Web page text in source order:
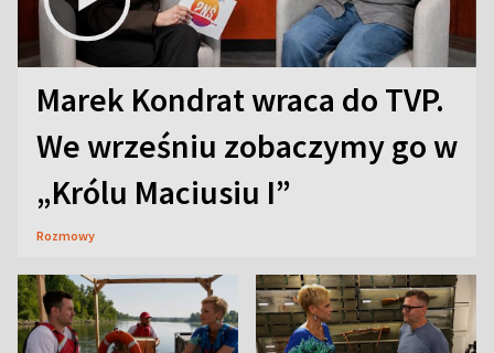
Marek Kondrat wraca do TVP.
We wrześniu zobaczymy go w
„Królu Maciusiu I”
Rozmowy